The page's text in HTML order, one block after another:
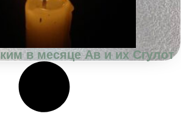
в месяце Ав и их Сгулот